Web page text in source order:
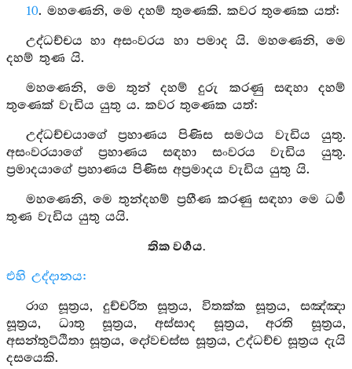
10. මහණෙනි, මෙ දහම් තුණෙකි. කවර තුණෙක යත්:
උද්ධච්චය හා අසංවරය හා පමාද යි. මහණෙනි, මෙ
දහම් තුණ යි.
මහණෙනි, මෙ තුන් දහම් දුරු කරණු සඳහා දහම්
තුණෙක් වැඩිය යුතු ය. කවර තුණෙක යත්:
උද්ධච්චයාගේ ප්‍රහාණය පිණිස සමථය වැඩිය යුතු.
අසංවරයාගේ ප්‍රහාණය සඳහා සංවරය වැඩිය යුතු.
ප්‍රමාදයාගේ ප්‍රහාණය පිණිස අප්‍රමාදය වැඩිය යුතු යි.
මහණෙනි, මෙ තුන්දහම් ප්‍රහීණ කරණු සඳහා මෙ ධර්‍ම
තුණ වැඩිය යුතු යයි.
තික වර්‍ගය.
එහි උද්දානය:
රාග සූත්‍රය, දුච්චරිත සූත්‍රය, විතක්ක සූත්‍රය, සඤ්ඤා
සූත්‍රය, ධාතු සූත්‍රය, අස්සාද සූත්‍රය, අරති සූත්‍රය,
අසන්තුට්ඨිතා සූත්‍රය, දෝවචස්ස සූත්‍රය, උද්ධච්ච සූත්‍රය දැයි
දසයෙකි.